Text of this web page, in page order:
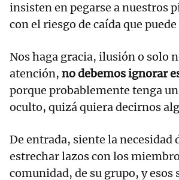
insisten en pegarse a nuestros
con el riesgo de caída que
Nos haga gracia, ilusión o solo
atención, no debemos ignorar
porque probablemente tenga
oculto, quizá quiera decirnos
De entrada, siente la necesidad
estrechar lazos con los
comunidad, de su grupo, y esos